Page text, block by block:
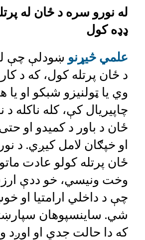
له نورو سره د ځان له
ډډه کول
علمي څیړنو ښودلې چې
د ځان پرتله کول، که د
وي یا ټولنیزو شبکو او یا
چاپیریال کې، کله ناکله د
ځان د باور د کمیدو او
او خپګان لامل کیږي. د
ځان پرتله کولو عادت
وخت ونیسي، خو ددې
چې د داخلي ارامتیا او
شي. ساینسپوهان
که دا حالت جدي او اوږد